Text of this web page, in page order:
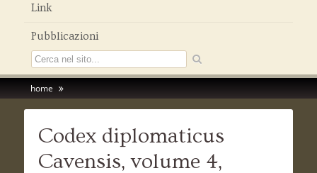
Link
Pubblicazioni
home
Codex diplomaticus
Cavensis, volume 4,